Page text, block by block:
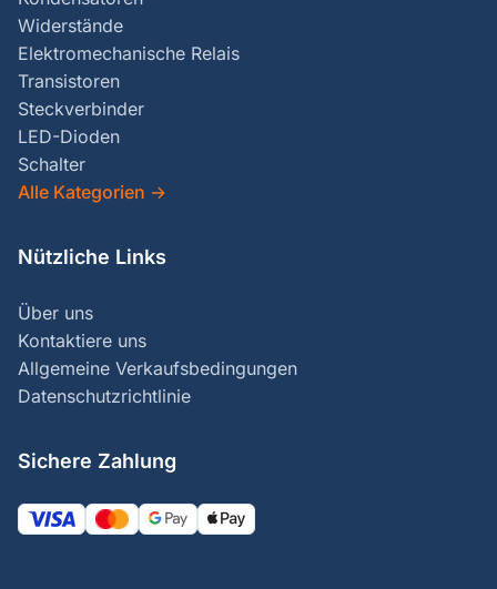
Widerstände
Elektromechanische Relais
Transistoren
Steckverbinder
LED-Dioden
Schalter
Alle Kategorien →
Nützliche Links
Über uns
Kontaktiere uns
Allgemeine Verkaufsbedingungen
Datenschutzrichtlinie
Sichere Zahlung